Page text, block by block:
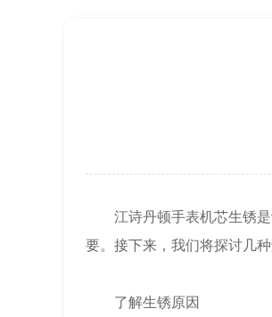
江诗丹顿手表机芯生锈是
要。接下来，我们将探讨几
了解生锈原因